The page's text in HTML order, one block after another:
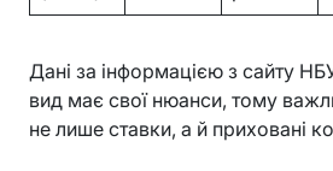
Дані за інформацією з сайту
вид має свої нюанси, тому
не лише ставки, а й приховані